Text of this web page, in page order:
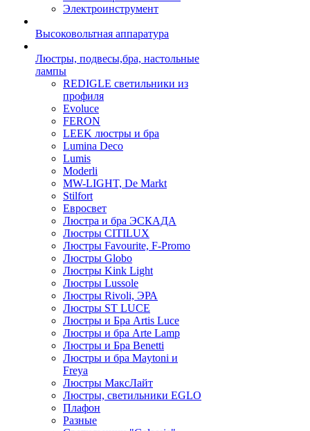
Электроинструмент
Высоковольтная аппаратура
Люстры, подвесы,бра, настольные
лампы
REDIGLE светильники из
профиля
Evoluce
FERON
LEEK люстры и бра
Lumina Deco
Lumis
Moderli
MW-LIGHT, De Markt
Stilfort
Евросвет
Люстра и бра ЭСКАДА
Люстры CITILUX
Люстры Favourite, F-Promo
Люстры Globo
Люстры Kink Light
Люстры Lussole
Люстры Rivoli, ЭРА
Люстры ST LUCE
Люстры и Бра Artis Luce
Люстры и бра Arte Lamp
Люстры и Бра Benetti
Люстры и бра Maytoni и
Freya
Люстры МаксЛайт
Люстры, светильники EGLO
Плафон
Разные